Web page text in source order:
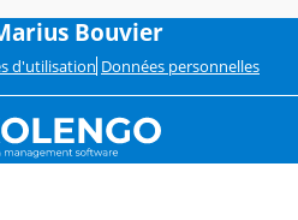
Bouvier
d'utilisation Données personnelles